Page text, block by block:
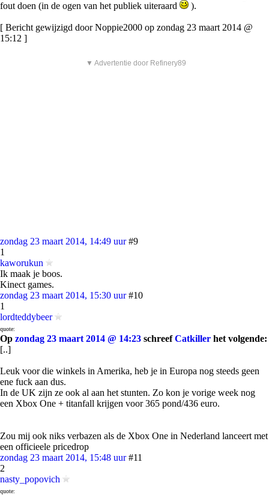
fout doen (in de ogen van het publiek uiteraard
).
[ Bericht gewijzigd door Noppie2000 op zondag 23 maart 2014 @
15:12 ]
▼ Advertentie door Refinery89
zondag 23 maart 2014, 14:49 uur #9
1
kaworukun
Ik maak je boos.
Kinect games.
zondag 23 maart 2014, 15:30 uur #10
1
lordteddybeer
quote:
Op zondag 23 maart 2014 @ 14:23 schreefCatkiller het volgende:
[..]
Leuk voor die winkels in Amerika, heb je in Europa nog steeds geen
ene fuck aan dus.
In de UK zijn ze ook al aan het stunten. Zo kon je vorige week nog
een Xbox One + titanfall krijgen voor 365 pond/436 euro.
Zou mij ook niks verbazen als de Xbox One in Nederland lanceert met
een officieele pricedrop
zondag 23 maart 2014, 15:48 uur #11
2
nasty_popovich
quote: